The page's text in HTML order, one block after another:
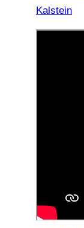
Kalstein